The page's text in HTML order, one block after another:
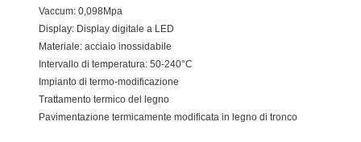
Vaccum: 0,098Mpa
Display: Display digitale a LED
Materiale: acciaio inossidabile
Intervallo di temperatura: 50-240°C
Impianto di termo-modificazione
Trattamento termico del legno
Pavimentazione termicamente modificata in legno di tronco